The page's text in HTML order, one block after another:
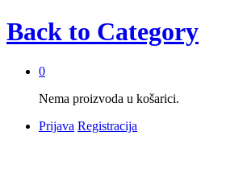
Back to Category
0
Nema proizvoda u košarici.
Prijava Registracija